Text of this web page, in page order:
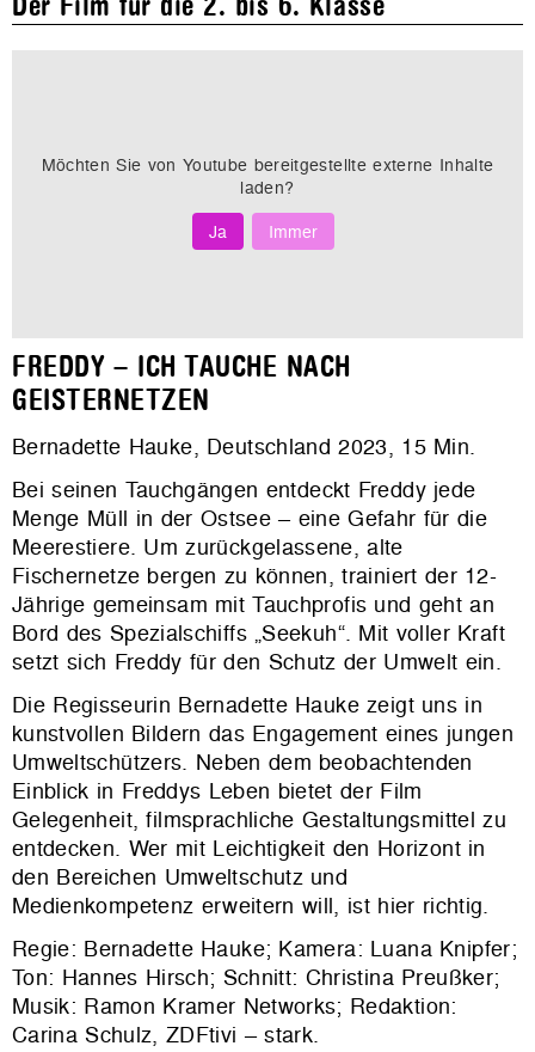
Der Film für die 2. bis 6. Klasse
Möchten Sie von Youtube bereitgestellte externe Inhalte
laden?
Ja
Immer
FREDDY – ICH TAUCHE NACH
GEISTERNETZEN
Bernadette Hauke, Deutschland 2023, 15 Min.
Bei seinen Tauchgängen entdeckt Freddy jede
Menge Müll in der Ostsee – eine Gefahr für die
Meerestiere. Um zurückgelassene, alte
Fischernetze bergen zu können, trainiert der 12-
Jährige gemeinsam mit Tauchprofis und geht an
Bord des Spezialschiffs „Seekuh“. Mit voller Kraft
setzt sich Freddy für den Schutz der Umwelt ein.
Die Regisseurin Bernadette Hauke zeigt uns in
kunstvollen Bildern das Engagement eines jungen
Umweltschützers. Neben dem beobachtenden
Einblick in Freddys Leben bietet der Film
Gelegenheit, filmsprachliche Gestaltungsmittel zu
entdecken. Wer mit Leichtigkeit den Horizont in
den Bereichen Umweltschutz und
Medienkompetenz erweitern will, ist hier richtig.
Regie: Bernadette Hauke; Kamera: Luana Knipfer;
Ton: Hannes Hirsch; Schnitt: Christina Preußker;
Musik: Ramon Kramer Networks; Redaktion:
Carina Schulz, ZDFtivi – stark.